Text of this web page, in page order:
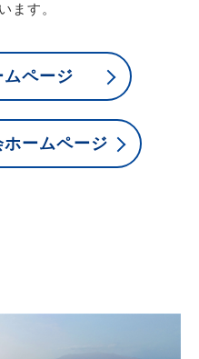
ます。
ページ
ームページ